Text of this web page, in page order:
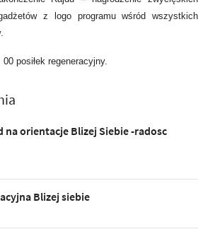
z logo programu wśród wszystkich
posiłek regeneracyjny.
na orientacje Blizej Siebie -radosc
Blizej siebie